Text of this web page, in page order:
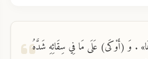
. وَ (أَوْكَى) عَلَى مَا فِي سِقَائِهِ شَدَّهُ